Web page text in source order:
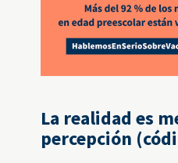
La realidad es
percepción